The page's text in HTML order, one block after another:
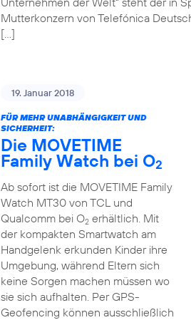
Mutterkonzern von Telefónica
[…]
19. Januar 2018
FÜR MEHR UNABHÄNGIGKEIT UND
SICHERHEIT:
Die MOVETIME
Family Watch bei O2
Ab sofort ist die MOVETIME Family
Watch MT30 von TCL und
Qualcomm bei O2erhältlich. Mit
der kompakten Smartwatch am
Handgelenk erkunden Kinder ihre
Umgebung, während Eltern sich
keine Sorgen machen müssen wo
sie sich aufhalten. Per GPS-
Geofencing können ausschließlich